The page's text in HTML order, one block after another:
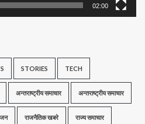
02:00
STORIES TECH
अन्तराष्ट्रीय समाचार अन्तराष्ट्रीय समाचार
राजनैतिक खबरे राज्य समाचार